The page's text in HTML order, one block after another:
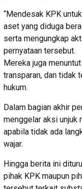
“Mendesak KPK
aset yang diduga
serta mengungkap
pernyataan tersebut.
Mereka juga
transparan, dan tidak
hukum.
Dalam bagian akhir
menggelar aksi unjuk
apabila tidak ada
wajar.
Hingga berita ini
pihak KPK maupun